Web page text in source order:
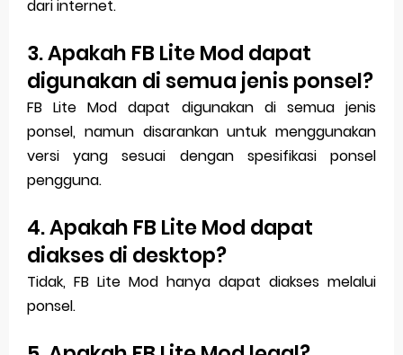
dari internet.
3. Apakah FB Lite Mod dapat
digunakan di semua jenis ponsel?
FB Lite Mod dapat digunakan di semua jenis
ponsel, namun disarankan untuk menggunakan
versi yang sesuai dengan spesifikasi ponsel
pengguna.
4. Apakah FB Lite Mod dapat
diakses di desktop?
Tidak, FB Lite Mod hanya dapat diakses melalui
ponsel.